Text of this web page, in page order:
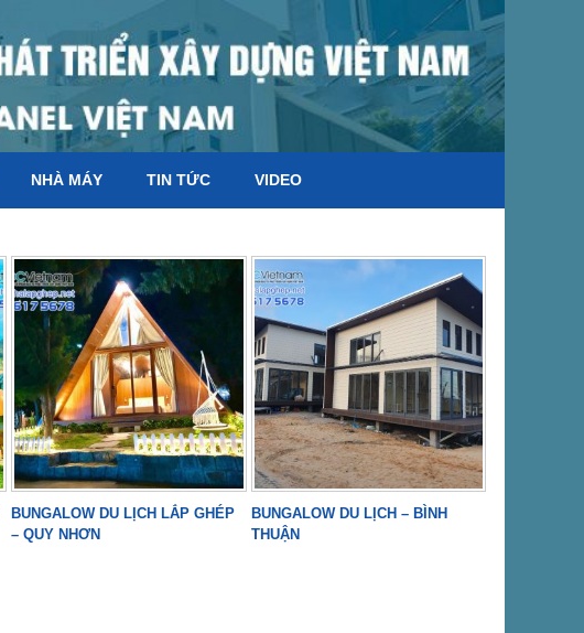
NHÀ MÁY TIN TỨC VIDEO
BUNGALOW DU LỊCH LẮP GHÉP
– QUY NHƠN
BUNGALOW DU LỊCH – BÌNH
THUẬN